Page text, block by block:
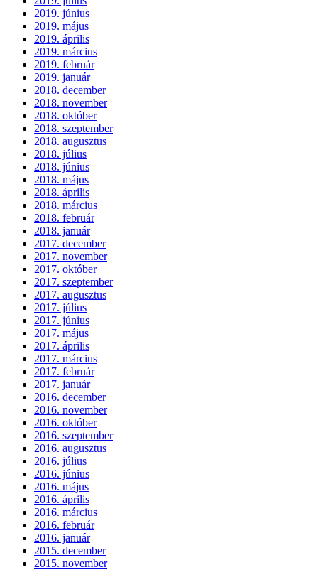
2019. június
2019. május
2019. április
2019. március
2019. február
2019. január
2018. december
2018. november
2018. október
2018. szeptember
2018. augusztus
2018. július
2018. június
2018. május
2018. április
2018. március
2018. február
2018. január
2017. december
2017. november
2017. október
2017. szeptember
2017. augusztus
2017. július
2017. június
2017. május
2017. április
2017. március
2017. február
2017. január
2016. december
2016. november
2016. október
2016. szeptember
2016. augusztus
2016. július
2016. június
2016. május
2016. április
2016. március
2016. február
2016. január
2015. december
2015. november